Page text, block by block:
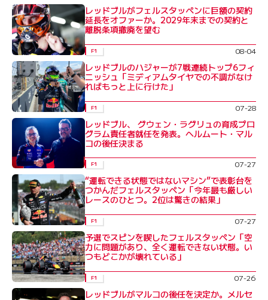
レッドブルがフェルスタッペンに巨額の契約
延長をオファーか。2029年末までの契約と
離脱条項撤廃を望む
F1 08-04
レッドブルのハジャーが7戦連続トップ6フィ
ニッシュ「ミディアムタイヤでの不調がなけ
ればもっと上に行けた」
F1 07-28
レッドブル、 グウェン・ラグリュの育成プロ
グラム責任者就任を発表。ヘルムート・マル
コの後任決まる
F1 07-27
“運転できる状態ではないマシン”で表彰台を
つかんだフェルスタッペン「今年最も厳しい
レースのひとつ。2位は驚きの結果」
F1 07-27
予選でスピンを喫したフェルスタッペン「空
力に問題があり、全く運転できない状態。い
つもどこかが壊れている」
F1 07-26
レッドブルがマルコの後任を決定か。メルセ